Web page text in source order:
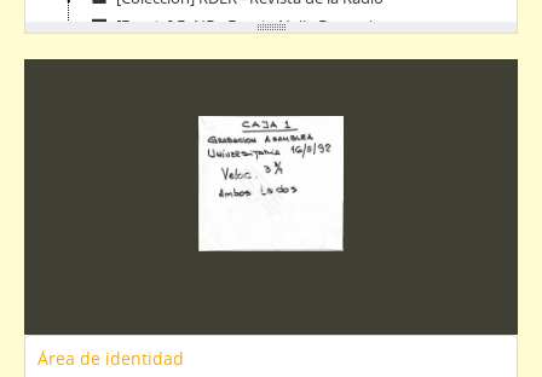
[Fondo] F- NB - Fondo Nelly Buscaglia
[Colección] CPSUNLP - Colección Producciones sonoras de la Universidad Nacional de La Plata
Área de identidad